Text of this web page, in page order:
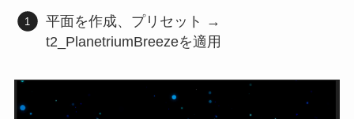
平面を作成、プリセット →
t2_PlanetriumBreezeを適用